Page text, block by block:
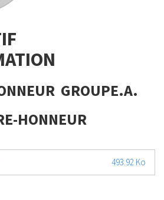
GROUPE.A.
HONNEUR
493.92 Ko